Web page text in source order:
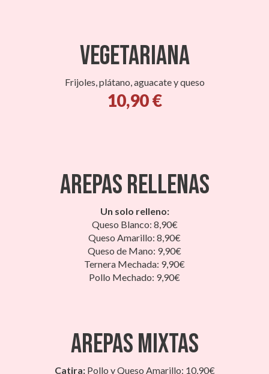
Vegetariana
Frijoles, plátano, aguacate y queso
10,90 €
Arepas rellenas
Un solo relleno:
Queso Blanco: 8,90€
Queso Amarillo: 8,90€
Queso de Mano: 9,90€
Ternera Mechada: 9,90€
Pollo Mechado: 9,90€
Arepas Mixtas
Catira: Pollo y Queso Amarillo: 10,90€